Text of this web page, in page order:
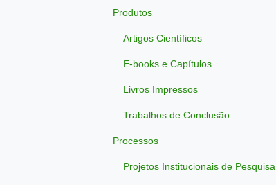
Produtos
Artigos Científicos
E-books e Capítulos
Livros Impressos
Trabalhos de Conclusão
Processos
Projetos Institucionais de Pesquisa